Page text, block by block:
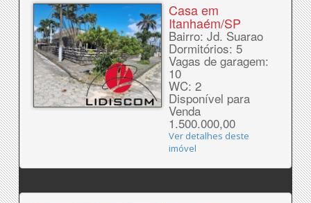
Casa em
Itanhaém/SP
Bairro: Jd. Suarao
Dormitórios: 5
Vagas de garagem:
10
WC: 2
Disponível para
Venda
1.500.000,00
Ver detalhes deste
imóvel